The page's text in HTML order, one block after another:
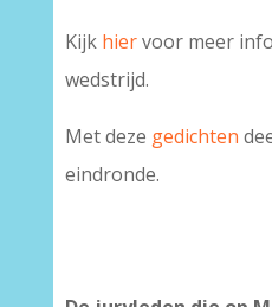
Kijk hiervoor meer
wedstrijd.
Met deze gedichten
eindronde.